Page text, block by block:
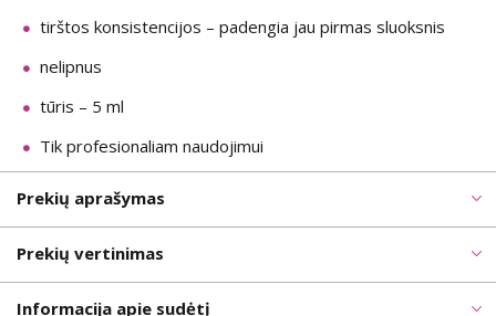
tirštos konsistencijos – padengia jau pirmas sluoksnis
nelipnus
tūris – 5 ml
Tik profesionaliam naudojimui
Prekių aprašymas
Prekių vertinimas
Informacija apie sudėtį